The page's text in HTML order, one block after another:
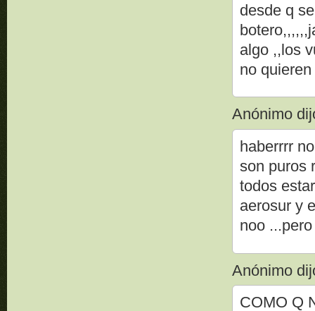
desde q
algo ,,los
no
Anónimo
haberrrr
son puros
todos
aerosur y
noo
Anónimo
COMO Q